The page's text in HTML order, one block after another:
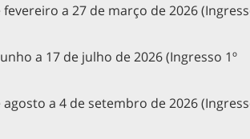
fevereiro a 27 de março de 2026
a 17 de julho de 2026 (Ingresso 1º
agosto a 4 de setembro de 2026